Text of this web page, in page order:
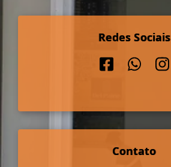
Redes Sociais
Contato